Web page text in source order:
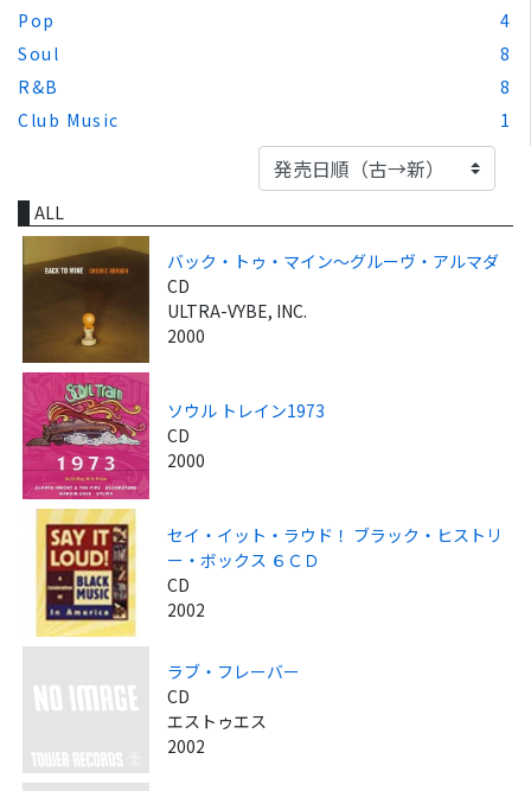
Pop
4
Soul
8
R&B
8
Club Music
1
ALL
バック・トゥ・マイン～グルーヴ・アルマダ
CD
ULTRA-VYBE, INC.
2000
ソウル トレイン1973
CD
2000
セイ・イット・ラウド！ ブラック・ヒストリ
ー・ボックス ６ＣＤ
CD
2002
ラブ・フレーバー
CD
エストゥエス
2002